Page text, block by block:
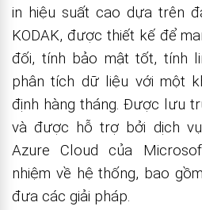
in hiệu suất cao dựa trên
KODAK, được thiết kế để
đối, tính bảo mật tốt, tính
phân tích dữ liệu với một
định hàng tháng. Được lưu
và được hỗ trợ bởi dịch
Azure Cloud của
nhiệm về hệ thống, bao
đưa các giải pháp.